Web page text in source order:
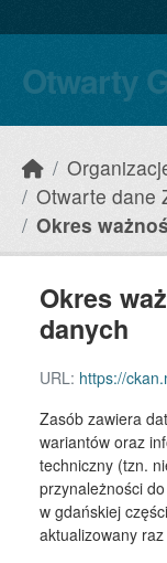
Otwarty
Otwarte dane
Okres
Okres
danych
URL: https://ckan.multimediagdansk.pl/
Zasób zawiera
wariantów oraz
techniczny (tzn.
przynależności
w gdańskiej
aktualizowany